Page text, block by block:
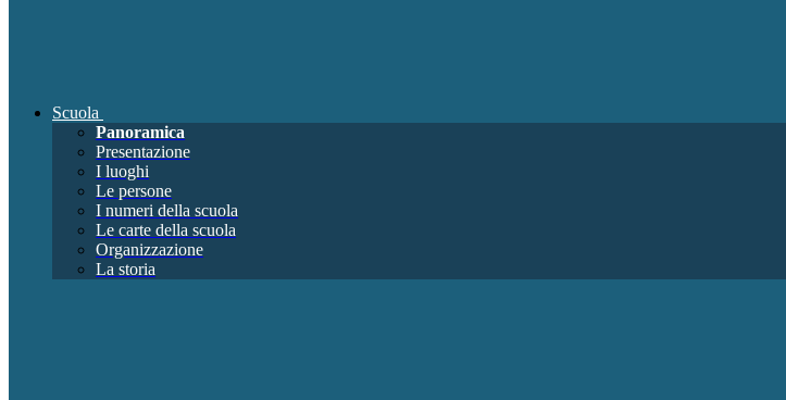
Scuola
Panoramica
Presentazione
I luoghi
Le persone
I numeri della scuola
Le carte della scuola
Organizzazione
La storia